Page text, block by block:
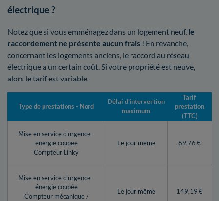
électrique ?
Notez que si vous emménagez dans un logement neuf, le
raccordement ne présente aucun frais ! En revanche,
concernant les logements anciens, le raccord au réseau
électrique a un certain coût. Si votre propriété est neuve,
alors le tarif est variable.
Type de prestations - Nord
Délai d’intervention
maximum
Tarif
prestation
(TTC)
Mise en service d'urgence -
énergie coupée
Compteur Linky
Le jour même 69,76 €
Mise en service d’urgence -
énergie coupée
Compteur mécanique /
Le jour même 149,19 €